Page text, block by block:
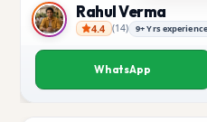
Rahul Verma
Rahul Verma
4.4 (14) 9+ Yrs experience
WhatsApp